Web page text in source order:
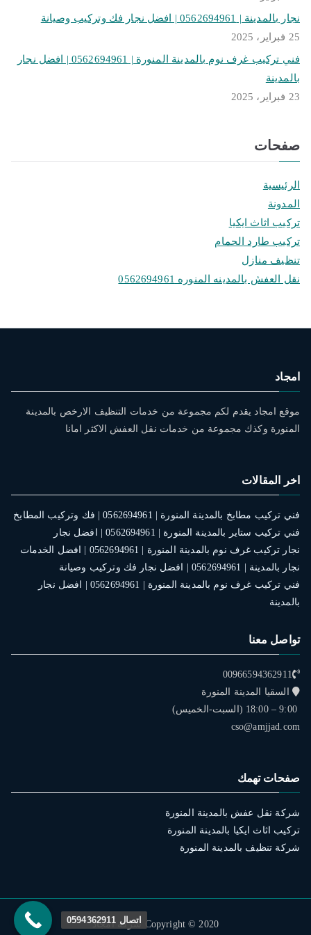
نجار بالمدينة | 0562694961 | افضل نجار فك وتركيب وصيانة
25 فبراير، 2025
فني تركيب غرف نوم بالمدينة المنورة | 0562694961 | افضل نجار
بالمدينة
23 فبراير، 2025
صفحات
الرئيسية
المدونة
تركيب اثاث ايكيا
تركيب طارد الحمام
تنظيف منازل
نقل العفش بالمدينه المنوره 0562694961
امجاد
موقع امجاد يقدم لكم مجموعة من خدمات التنظيف الارخص بالمدينة
المنورة وكذك مجموعة من خدمات نقل العفش الاكثر امانا
اخر المقالات
فني تركيب مطابخ بالمدينة المنورة | 0562694961 | فك وتركيب المطابخ
فني تركيب ستاير بالمدينة المنورة | 0562694961 | افضل نجار
نجار تركيب غرف نوم بالمدينة المنورة | 0562694961 | افضل الخدمات
نجار بالمدينة | 0562694961 | افضل نجار فك وتركيب وصيانة
فني تركيب غرف نوم بالمدينة المنورة | 0562694961 | افضل نجار
بالمدينة
تواصل معنا
00966594362911
السقيا المدينة المنورة
9:00 – 18:00 (السبت-الخميس)
cso@amjjad.com
صفحات تهمك
شركة نقل عفش بالمدينة المنورة
تركيب اثاث ايكيا بالمدينة المنورة
شركة تنظيف بالمدينة المنورة
Copyright © 2020 شركة امجاد اتصال 0594362911